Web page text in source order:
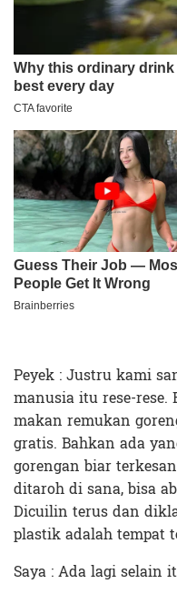
Peyek : Justru kami
manusia itu rese-
makan remukan
gratis. Bahkan ada
gorengan biar
ditaroh di sana, bisa
Dicuilin terus dan
plastik adalah tempat
Saya : Ada lagi selain